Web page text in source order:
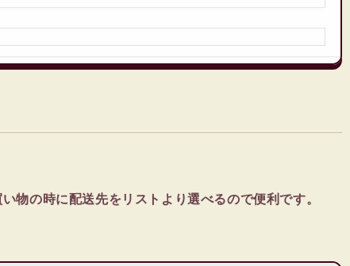
物の時に配送先をリストより選べるので便利です。